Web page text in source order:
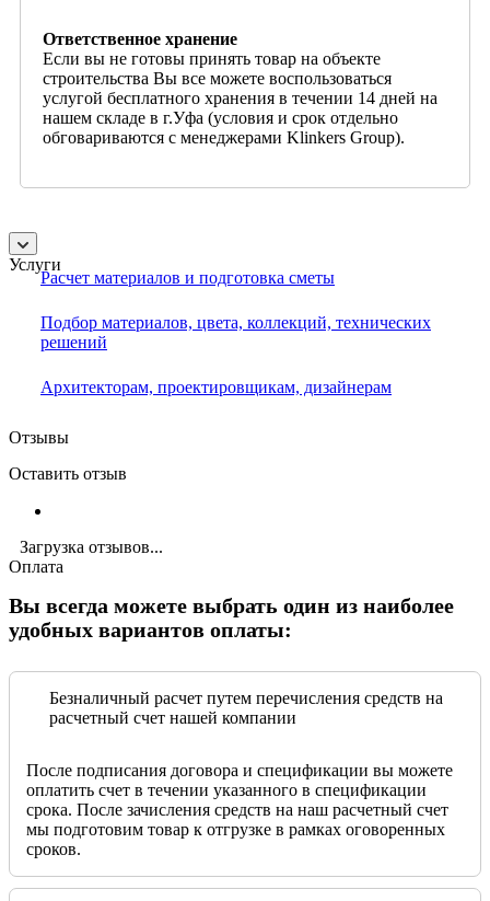
Ответственное хранение
Если вы не готовы принять товар на объекте
строительства Вы все можете воспользоваться
услугой бесплатного хранения в течении 14 дней на
нашем складе в г.Уфа (условия и срок отдельно
обговариваются с менеджерами Klinkers Group).
Услуги
Расчет материалов и подготовка сметы
Подбор материалов, цвета, коллекций, технических
решений
Архитекторам, проектировщикам, дизайнерам
Отзывы
Оставить отзыв
Загрузка отзывов...
Оплата
Вы всегда можете выбрать один из наиболее
удобных вариантов оплаты:
Безналичный расчет путем перечисления средств на
расчетный счет нашей компании
После подписания договора и спецификации вы можете
оплатить счет в течении указанного в спецификации
срока. После зачисления средств на наш расчетный счет
мы подготовим товар к отгрузке в рамках оговоренных
сроков.